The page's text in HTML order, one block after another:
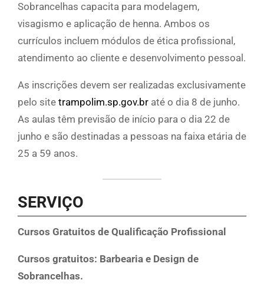
Sobrancelhas capacita para modelagem,
visagismo e aplicação de henna. Ambos os
currículos incluem módulos de ética profissional,
atendimento ao cliente e desenvolvimento pessoal.
As inscrições devem ser realizadas exclusivamente
pelo site trampolim.sp.gov.br até o dia 8 de junho.
As aulas têm previsão de início para o dia 22 de
junho e são destinadas a pessoas na faixa etária de
25 a 59 anos.
SERVIÇO
Cursos Gratuitos de Qualificação Profissional
Cursos gratuitos: Barbearia e Design de
Sobrancelhas.